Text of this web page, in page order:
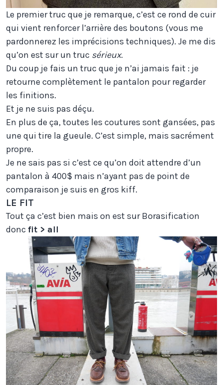
Le premier truc que je remarque, c’est ce rond de cuir
qui vient renforcer l’arrière des boutons (vous me
pardonnerez les imprécisions techniques). Je me dis
qu’on est sur un truc sérieux.
Du coup je fais un truc que je n’ai jamais fait : je
retourne complètement le pantalon pour regarder
les finitions.
Et je ne suis pas déçu.
En plus de ça, toutes les coutures sont gansées, pas
une qui tire la gueule. C’est simple, mais sacrément
propre.
Je ne sais pas si c’est ce qu’on doit attendre d’un
pantalon à 400$ mais n’ayant pas de point de
comparaison je suis en gros kiff.
LE FIT
Tout ça c’est bien mais on est sur Borasification
donc fit > all